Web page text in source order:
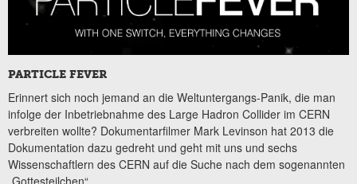
PARTICLE FEVER
Erinnert sich noch jemand an die Weltuntergangs-Panik, die man
infolge der Inbetriebnahme des Large Hadron Collider im CERN
verbreiten wollte? Dokumentarfilmer Mark Levinson hat 2013 die
Dokumentation dazu gedreht und geht mit uns und sechs
Wissenschaftlern des CERN auf die Suche nach dem sogenannten